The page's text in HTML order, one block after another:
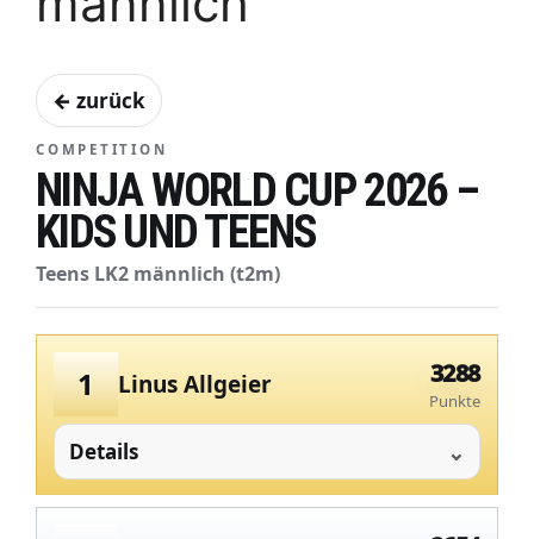
← zurück
COMPETITION
NINJA WORLD CUP 2026 –
KIDS UND TEENS
Teens LK2 männlich (t2m)
1 Linus Allgeier 3288
Punkte
Details